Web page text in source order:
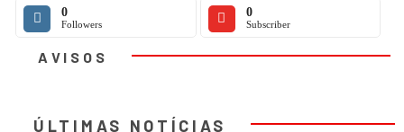
0
Followers
0
Subscriber
AVISOS
ÚLTIMAS NOTÍCIAS